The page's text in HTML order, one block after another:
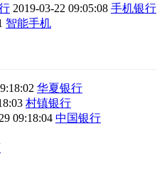
2019-03-22 09:05:08 手机银行
智能手机
华夏银行
村镇银行
09:18:04 中国银行